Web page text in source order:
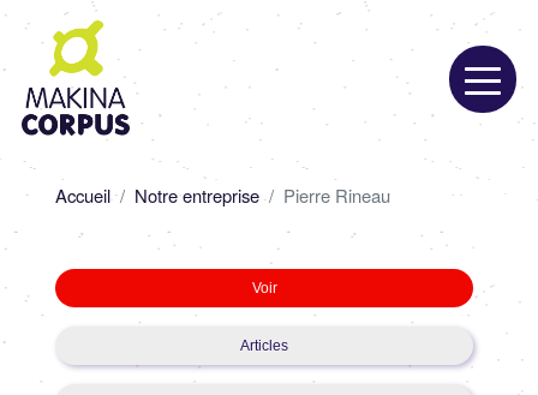
Aller
contenu
principal
d'Ariane
Accueil Notre entreprise Pierre Rineau
Primary
tabs
Voir
Articles